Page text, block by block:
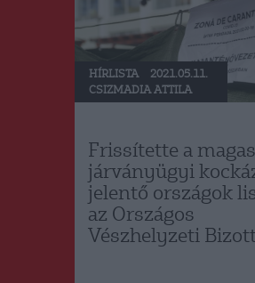
HÍRLISTA
2021.05.11.
CSIZMADIA ATTILA
Frissítette a magas
járványügyi
jelentő országok
az Országos
Vészhelyzeti